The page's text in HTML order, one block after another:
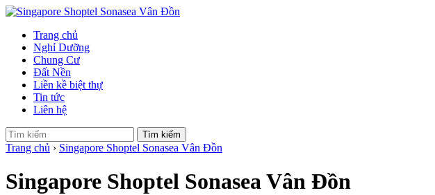
Trang chủ
Nghỉ Dưỡng
Chung Cư
Đất Nền
Liền kề biệt thự
Tin tức
Liên hệ
Tìm kiếm
Trang chủ › Singapore Shoptel Sonasea Vân Đồn
Singapore Shoptel Sonasea Vân Đồn